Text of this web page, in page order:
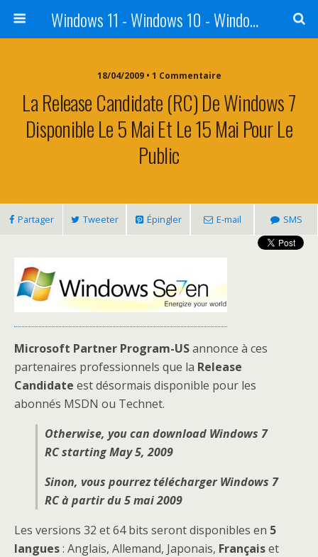
Windows 11 - Windows 10 - Windows 8 - Windows 7 - VISTA
18/04/2009 • 1 Commentaire
La Release Candidate (RC) De Windows 7
Disponible Le 5 Mai Et Le 15 Mai Pour Le
Public
Partager Tweeter Épingler E-mail SMS
Microsoft Partner Program-USannonce à ces
partenaires professionnels que la Release
Candidate est désormais disponible pour les
abonnés MSDN ou Technet.
Otherwise, you can download Windows 7
RC starting May 5, 2009
Sinon, vous pourrez télécharger Windows 7
RC à partir du 5 mai 2009
Les versions 32 et 64 bits seront disponibles en 5
langues: Anglais, Allemand, Japonais, Françaiset